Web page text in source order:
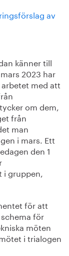
av
känner till
2023 har
med att
om dem,
från
man
i mars. Ett
den 1
i gruppen,
för att
för
möten
i trialogen